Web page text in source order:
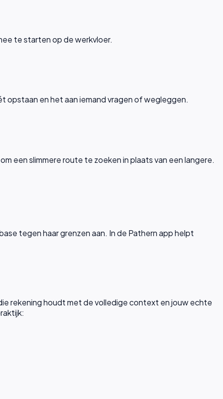
te starten op de werkvloer.
opstaan en het aan iemand vragen of wegleggen.
een slimmere route te zoeken in plaats van een langere.
tegen haar grenzen aan. In de Pathern app helpt
rekening houdt met de volledige context en jouw echte